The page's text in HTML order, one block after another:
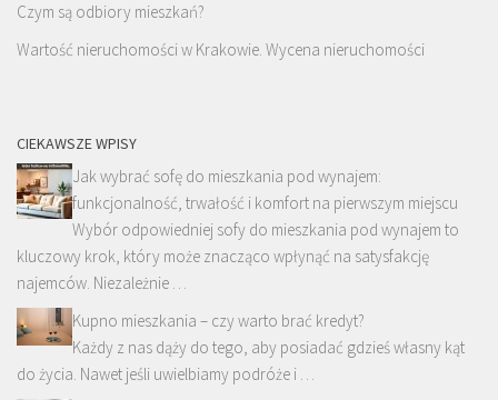
Czym są odbiory mieszkań?
Wartość nieruchomości w Krakowie. Wycena nieruchomości
CIEKAWSZE WPISY
Jak wybrać sofę do mieszkania pod wynajem:
funkcjonalność, trwałość i komfort na pierwszym miejscu
Wybór odpowiedniej sofy do mieszkania pod wynajem to
kluczowy krok, który może znacząco wpłynąć na satysfakcję
najemców. Niezależnie …
Kupno mieszkania – czy warto brać kredyt?
Każdy z nas dąży do tego, aby posiadać gdzieś własny kąt
do życia. Nawet jeśli uwielbiamy podróże i …